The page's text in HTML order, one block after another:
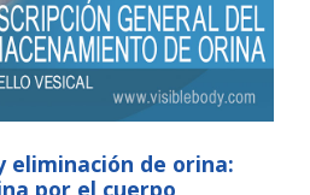
eliminación de orina: